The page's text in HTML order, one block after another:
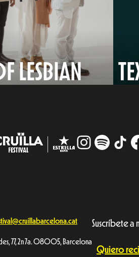
LESBIAN
Instagram
#
77, 2n 7a. 08005, Barcelona
Suscríbete a
Quiero